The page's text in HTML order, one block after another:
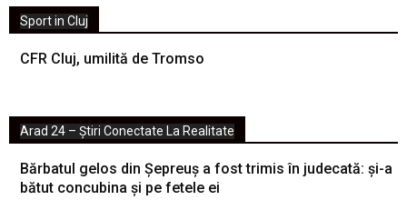
Sport in Cluj
CFR Cluj, umilită de Tromso
Arad 24 – Știri Conectate La Realitate
Bărbatul gelos din Șepreuș a fost trimis în judecată: și-a
bătut concubina și pe fetele ei